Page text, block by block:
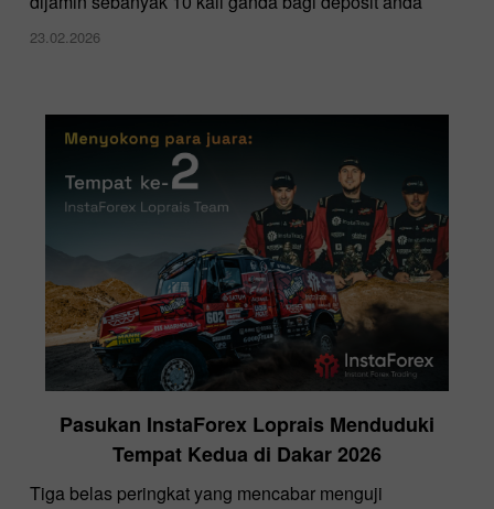
23.02.2026
Pasukan InstaForex Loprais Menduduki
Tempat Kedua di Dakar 2026
Tiga belas peringkat yang mencabar menguji